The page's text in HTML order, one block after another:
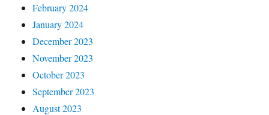
February 2024
January 2024
December 2023
November 2023
October 2023
September 2023
August 2023